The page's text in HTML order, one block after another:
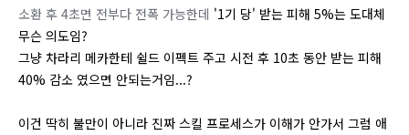
소환 후 4초면 전부다 전폭 가능한데 '1기 당' 받는 피해 5%는 도대체
무슨 의도임?
그냥 차라리 메카한테 쉴드 이펙트 주고 시전 후 10초 동안 받는 피해
40% 감소 였으면 안되는거임...?
이건 딱히 불만이 아니라 진짜 스킬 프로세스가 이해가 안가서 그럼 애